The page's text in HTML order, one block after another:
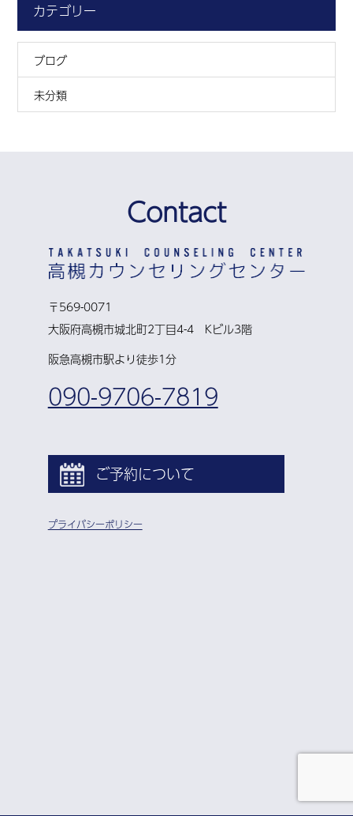
カテゴリー
ブログ
未分類
Contact
〒569-0071
大阪府高槻市城北町2丁目4-4 Kビル3階
阪急高槻市駅より徒歩1分
090-9706-7819
ご予約について
プライバシーポリシー